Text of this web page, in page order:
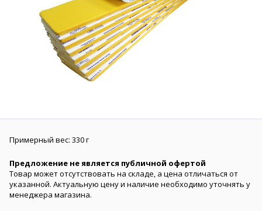
Примерный вес: 330 г
Предложение не является публичной офертой
Товар может отсутствовать на складе, а цена отличаться от
указанной. Актуальную цену и наличие необходимо уточнять у
менеджера магазина.